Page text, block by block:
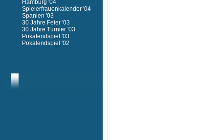
Hamburg '04
Spielerfrauenkalender '04
Spanien '03
30 Jahre Feier '03
30 Jahre Turnier '03
Pokalendspiel '03
Pokalendspiel '02